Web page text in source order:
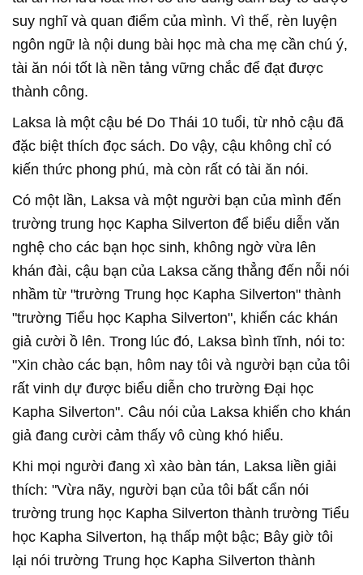
suy nghĩ và quan điểm của mình. Vì thế, rèn luyện
ngôn ngữ là nội dung bài học mà cha mẹ cần chú ý,
tài ăn nói tốt là nền tảng vững chắc để đạt được
thành công.
Laksa là một cậu bé Do Thái 10 tuổi, từ nhỏ cậu đã
đặc biệt thích đọc sách. Do vậy, cậu không chỉ có
kiến thức phong phú, mà còn rất có tài ăn nói.
Có một lần, Laksa và một người bạn của mình đến
trường trung học Kapha Silverton để biểu diễn văn
nghệ cho các bạn học sinh, không ngờ vừa lên
khán đài, cậu bạn của Laksa căng thẳng đến nỗi nói
nhầm từ "trường Trung học Kapha Silverton" thành
"trường Tiểu học Kapha Silverton", khiến các khán
giả cười ồ lên. Trong lúc đó, Laksa bình tĩnh, nói to:
"Xin chào các bạn, hôm nay tôi và người bạn của tôi
rất vinh dự được biểu diễn cho trường Đại học
Kapha Silverton". Câu nói của Laksa khiến cho khán
giả đang cười cảm thấy vô cùng khó hiểu.
Khi mọi người đang xì xào bàn tán, Laksa liền giải
thích: "Vừa nãy, người bạn của tôi bất cẩn nói
trường trung học Kapha Silverton thành trường Tiểu
học Kapha Silverton, hạ thấp một bậc; Bây giờ tôi
lại nói trường Trung học Kapha Silverton thành